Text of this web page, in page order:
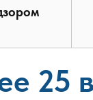
25